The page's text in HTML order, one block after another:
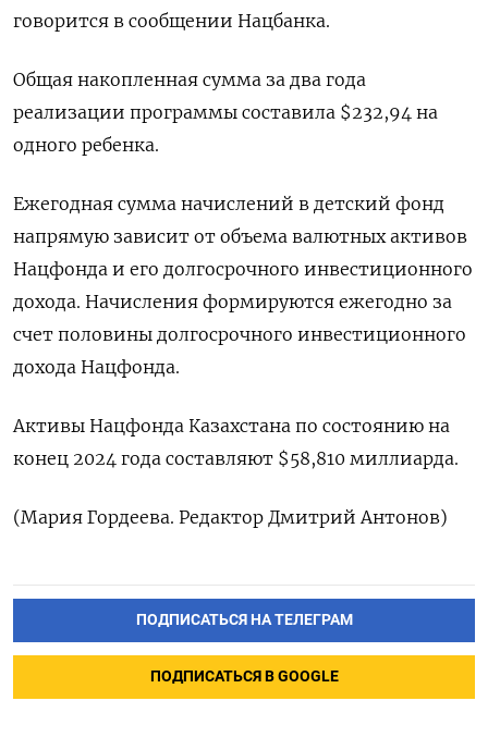
говорится в сообщении Нацбанка.
Общая накопленная сумма за два года
реализации программы составила $232,94 на
одного ребенка.
Ежегодная сумма начислений в детский фонд
напрямую зависит от объема валютных активов
Нацфонда и его долгосрочного инвестиционного
дохода. Начисления формируются ежегодно за
счет половины долгосрочного инвестиционного
дохода Нацфонда.
Активы Нацфонда Казахстана по состоянию на
конец 2024 года составляют $58,810 миллиарда.
(Мария Гордеева. Редактор Дмитрий Антонов)
ПОДПИСАТЬСЯ НА ТЕЛЕГРАМ
ПОДПИСАТЬСЯ В GOOGLE